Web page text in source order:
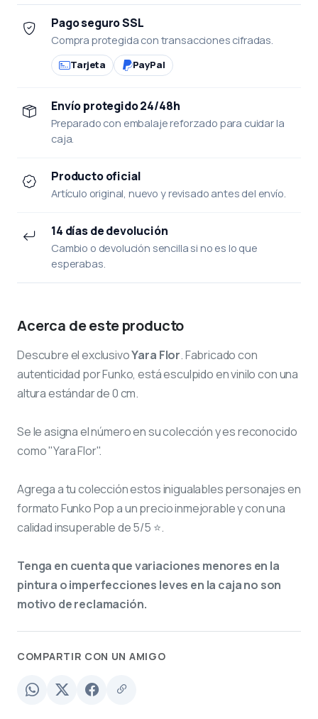
Pago seguro SSL
Compra protegida con transacciones cifradas.
Tarjeta PayPal
Envío protegido 24/48h
Preparado con embalaje reforzado para cuidar la
caja.
Producto oficial
Artículo original, nuevo y revisado antes del envío.
14 días de devolución
Cambio o devolución sencilla si no es lo que
esperabas.
Acerca de este producto
Descubre el exclusivoYara Flor. Fabricado con
autenticidad por Funko, está esculpido en vinilo con una
altura estándar de 0 cm.
Se le asigna el númeroen su colección y es reconocido
como "Yara Flor".
Agrega a tu colección estos inigualables personajes en
formato Funko Pop a un precio inmejorable y con una
calidad insuperable de 5/5 ⭐.
Tenga en cuenta que variaciones menores en la
pintura o imperfecciones leves en la caja no son
motivo de reclamación.
COMPARTIR CON UN AMIGO